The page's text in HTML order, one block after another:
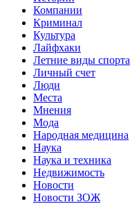
Компании
Криминал
Культура
Лайфхаки
Летние виды спорта
Личный счет
Люди
Места
Мнения
Мода
Народная медицина
Наука
Наука и техника
Недвижимость
Новости
Новости ЗОЖ